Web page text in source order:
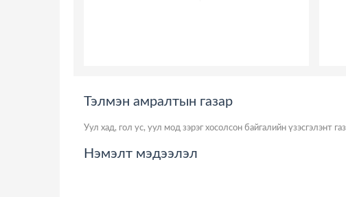
Тэлмэн амралтын газар
Уул хад, гол ус, уул мод зэрэг хосолсон байгалийн үзэсгэлэнт
Нэмэлт мэдээлэл